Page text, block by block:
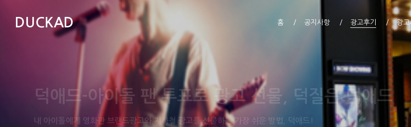
DUCKAD 홈 공지사항 광고후기 광
비교불가! 손쉬운 투표권 획득하고 내 아이돌에게
“광고만 보면 투표권이 쌓인다? 그게 가능해?” 덕애드는 현금결제 없는 무료 투표권만을 지급합니다.